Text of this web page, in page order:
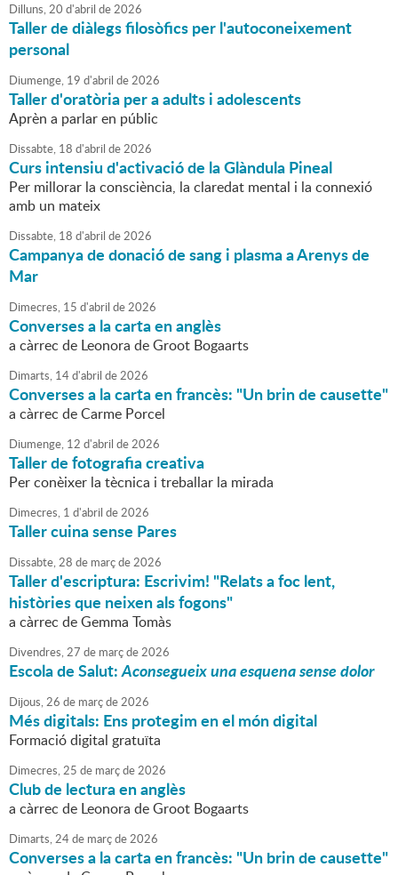
Dilluns,20 d'abril de2026
Taller de diàlegs filosòfics per l'autoconeixement
personal
Diumenge, 19 d'abril de2026
Taller d'oratòria per a adults i adolescents
Aprèn a parlar en públic
Dissabte, 18 d'abril de2026
Curs intensiu d'activació de la Glàndula Pineal
Per millorar la consciència, la claredat mental i la connexió
amb un mateix
Dissabte, 18 d'abril de2026
Campanya de donació de sang i plasma a Arenys de
Mar
Dimecres, 15 d'abril de2026
Converses a la carta en anglès
a càrrec de Leonora de Groot Bogaarts
Dimarts, 14d'abril de2026
Converses a la carta en francès: "Un brin de causette"
a càrrec de Carme Porcel
Diumenge, 12 d'abril de2026
Taller de fotografia creativa
Per conèixer la tècnica i treballar la mirada
Dimecres, 1 d'abril de2026
Taller cuina sense Pares
Dissabte,28 de marçde2026
Taller d'escriptura: Escrivim! "Relats a foc lent,
històries que neixen als fogons"
a càrrec de Gemma Tomàs
Divendres,27 de marçde2026
Escola de Salut:Aconsegueix una esquena sense dolor
Dijous,26 de marçde2026
Més digitals: Ens protegim en el món digital
Formació digital gratuïta
Dimecres,25 de marçde2026
Club de lectura en anglès
a càrrec de Leonora de Groot Bogaarts
Dimarts,24de marçde2026
Converses a la carta en francès: "Un brin de causette"